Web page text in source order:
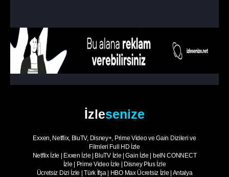
1. Sezon8. Bölüm
Öğrenci Evi
1. Sezon 9. Bölüm
Öğrenci Evi
1. Sezon10. Bölüm- Sezon Finali
İzlesenize
Exxen, Netflix, BluTV, Disney+, Prime Video ve Gain Dizileri ve
Filmleri Full HD İzle
Netflix İzle | Exxen İzle | BluTV İzle |Gain İzle | beIN CONNECT
İzle | Prime Video İzle | Disney Plus İzle
Ücretsiz Dizi İzle |Türk İfşa | HBO Max Ücretsiz İzle | Antalya